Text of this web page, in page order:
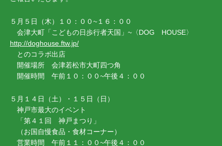
５月５日（木）１０：００~１６：００
会津大町「こどもの日歩行者天国」~〈DOG HOUSE〉
http://doghouse.ftw.jp/
とのコラボ出店
開催場所 会津若松市大町四つ角
開催時間 午前１０：００~午後４：００
５月１４日（土）・１５日（日）
神戸市最大のイベント
「第４１回 神戸まつり」
（お国自慢食品・食材コーナー）
営業時間 午前１１：００~午後４：００